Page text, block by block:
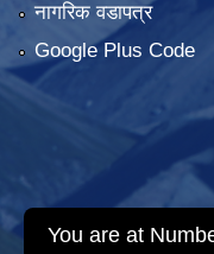
नागरिक वडापत्र
Google Plus Code
You are at